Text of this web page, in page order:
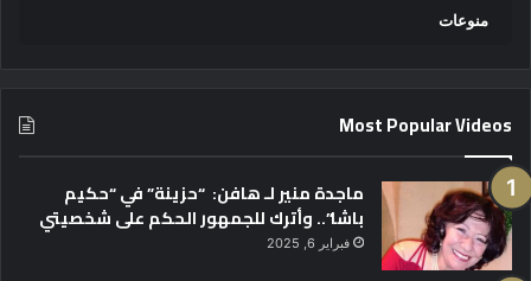
منوعات
Most Popular Videos
ماجدة منير لـ هافن: “حزينة” في “حكيم
باشا”.. وأترك للجمهور الحكم على شخصيتي
فبراير 6, 2025